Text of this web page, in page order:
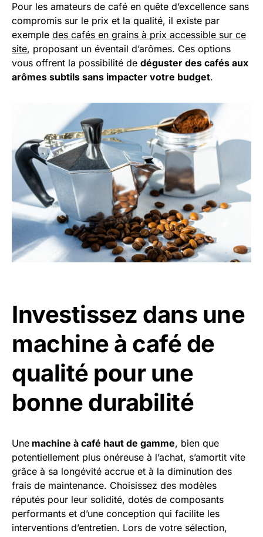
Pour les amateurs de café en quête d’excellence sans
compromis sur le prix et la qualité, il existe par
exemple des cafés en grains à prix accessible sur ce
site, proposant un éventail d’arômes. Ces options
vous offrent la possibilité de déguster des cafés aux
arômes subtils sans impacter votre budget.
Investissez dans une
machine à café de
qualité pour une
bonne durabilité
Une machine à café haut de gamme, bien que
potentiellement plus onéreuse à l’achat, s’amortit vite
grâce à sa longévité accrue et à la diminution des
frais de maintenance. Choisissez des modèles
réputés pour leur solidité, dotés de composants
performants et d’une conception qui facilite les
interventions d’entretien. Lors de votre sélection,